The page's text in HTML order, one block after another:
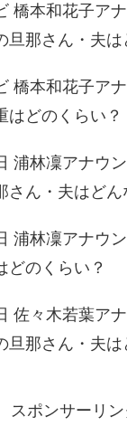
橋本和花子ア
旦那さん・夫は
橋本和花子ア
はどのくらい？
浦林凜アナウ
さん・夫はどん
浦林凜アナウ
どのくらい？
佐々木若葉ア
旦那さん・夫は
スポンサーリン